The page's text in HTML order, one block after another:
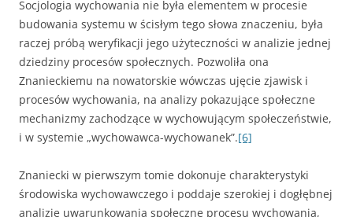
Socjologia wychowania nie była elementem w procesie
budowania systemu w ścisłym tego słowa znaczeniu, była
raczej próbą weryfikacji jego użyteczności w analizie jednej
dziedziny procesów społecznych. Pozwoliła ona
Znanieckiemu na nowatorskie wówczas ujęcie zjawisk i
procesów wychowania, na analizy pokazujące społeczne
mechanizmy zachodzące w wychowującym społeczeństwie,
i w systemie „wychowawca-wychowanek”.[6]
Znaniecki w pierwszym tomie dokonuje charakterystyki
środowiska wychowawczego i poddaje szerokiej i dogłębnej
analizie uwarunkowania społeczne procesu wychowania,